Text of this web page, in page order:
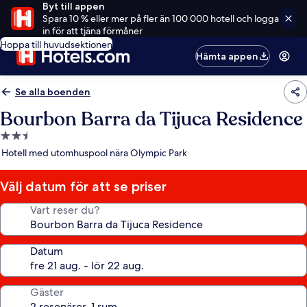
Byt till appen
Spara 10 % eller mer på fler än 100 000 hotell och logga
in för att tjäna förmåner
Hoppa till huvudsektionen
Hämta appen
Se alla boenden
Bourbon Barra da Tijuca Residence
2.5-
stjärnigt
Hotell med utomhuspool nära Olympic Park
Välj datum för att se priser
Vart reser du?
Datum
Gäster